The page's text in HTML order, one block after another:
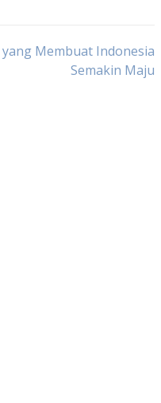
Membuat Indonesia
Semakin Maju